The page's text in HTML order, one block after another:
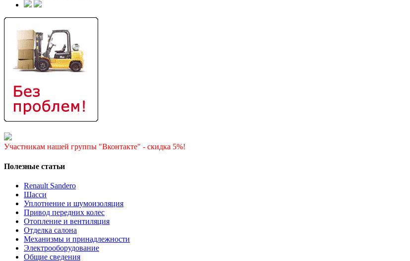
Участникам нашей группы "Вконтакте" - скидка 5%!
Полезные статьи
Renault Sandero
Шасси
Уплотнение и шумоизоляция
Привод передних колес
Отопление и вентиляция
Отделка салона
Механизмы и принадлежности
Электрооборудование
Общие сведения